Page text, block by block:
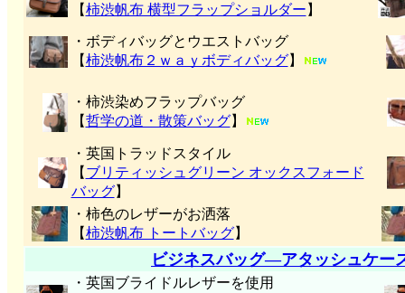
【柿渋帆布 横型フラップショルダー 】
・ボディバッグとウエストバッグ
【柿渋帆布２ｗａｙボディバッグ】
・柿渋染めフラップバッグ
【哲学の道・散策バッグ】
・英国トラッドスタイル
【 ブリティッシュグリーン オックスフォード
バッグ】
・柿色のレザーがお洒落
【柿渋帆布 トートバッグ】
ビジネスバッグ―アタッシュケー
・英国ブライドルレザーを使用